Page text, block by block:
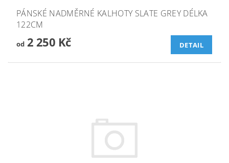
PÁNSKÉ NADMĚRNÉ KALHOTY SLATE GREY DÉLKA
122CM
od2 250 Kč DETAIL